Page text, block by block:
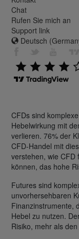
Chat
Rufen Sie mich an
Support link
Deutsch
CFDs sind
Hebelwirkung mit
verlieren. 76% der
CFD-Handel mit
verstehen, wie CFD
können, das hohe
Futures sind
unvorhersehbaren
Finanzinstrumente,
Hebel zu nutzen.
Risiko, mehr als